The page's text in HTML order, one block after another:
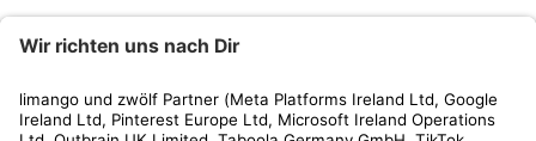
Kundenservice